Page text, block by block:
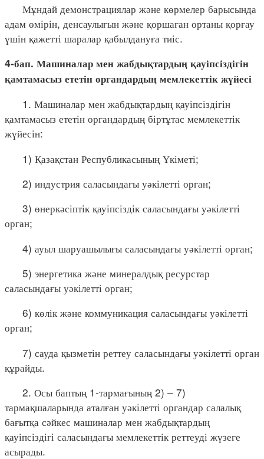
Мұндай демонстрациялар және көрмелер барысында
адам өмірін, денсаулығын және қоршаған ортаны қорғау
үшін қажетті шаралар қабылдануға тиіс.
4-бап. Машиналар мен жабдықтардың қауіпсіздігін
қамтамасыз ететін органдардың мемлекеттік жүйесі
1. Машиналар мен жабдықтардың қауіпсіздігін
қамтамасыз ететін органдардың біртұтас мемлекеттік
жүйесін:
1) Қазақстан Республикасының Үкіметі;
2) индустрия саласындағы уәкілетті орган;
3) өнеркәсіптік қауіпсіздік саласындағы уәкілетті
орган;
4) ауыл шаруашылығы саласындағы уәкілетті орган;
5) энергетика және минералдық ресурстар
саласындағы уәкілетті орган;
6) көлік және коммуникация саласындағы уәкілетті
орган;
7) сауда қызметін реттеу саласындағы уәкілетті орган
құрайды.
2. Осы баптың 1-тармағының 2) – 7)
тармақшаларында аталған уәкілетті органдар салалық
бағытқа сәйкес машиналар мен жабдықтардың
қауіпсіздігі саласындағы мемлекеттік реттеуді жүзеге
асырады.